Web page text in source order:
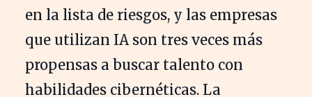
en la lista de riesgos, y las empresas
que utilizan IA son tres veces más
propensas a buscar talento con
habilidades cibernéticas. La